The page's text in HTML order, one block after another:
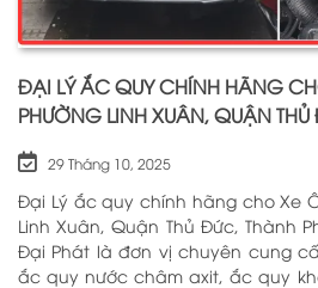
ĐẠI LÝ ẮC QUY CHÍNH HÃNG
PHƯỜNG LINH XUÂN, QUẬN
29 Tháng 10, 2025
Đại Lý ắc quy chính hãng cho Xe
Linh Xuân, Quận Thủ Đức, Thành
Đại Phát là đơn vị chuyên cung
ắc quy nước châm axit, ắc quy